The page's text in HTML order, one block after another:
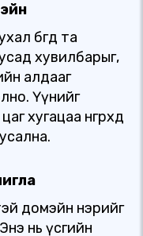
бөгөөд та
хувилбарыг,
алдааг
Үүнийг
өнгөрөхөд
домэйн нэрийг
нь үсгийн